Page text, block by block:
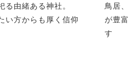
る由緒ある神社。
い方からも厚く信仰
鳥居
が豊
す